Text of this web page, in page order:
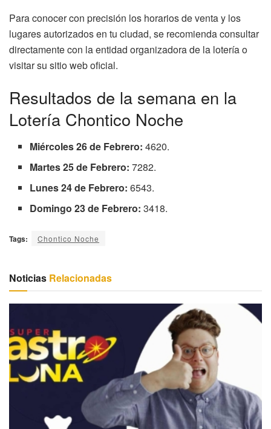
Para conocer con precisión los horarios de venta y los
lugares autorizados en tu ciudad, se recomienda consultar
directamente con la entidad organizadora de la lotería o
visitar su sitio web oficial.
Resultados de la semana en la
Lotería Chontico Noche
Miércoles 26 de Febrero:4620.
Martes 25 de Febrero: 7282.
Lunes 24 de Febrero: 6543.
Domingo 23 de Febrero: 3418.
Tags: Chontico Noche
Noticias Relacionadas